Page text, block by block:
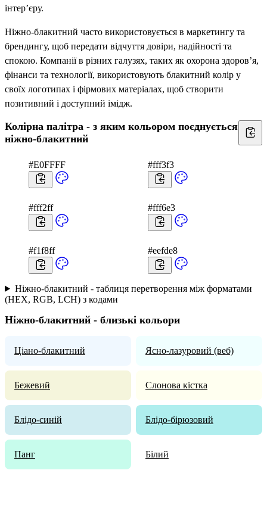
інтер’єру.
Ніжно-блакитний часто використовується в маркетингу та
брендингу, щоб передати відчуття довіри, надійності та
спокою. Компанії в різних галузях, таких як охорона здоров’я,
фінанси та технології, використовують блакитний колір у
своїх логотипах і фірмових матеріалах, щоб створити
позитивний і доступний імідж.
Колірна палітра - з яким кольором поєднується
ніжно-блакитний
#E0FFFF #fff3f3
#fff2ff #fff6e3
#f1f8ff #eefde8
Ніжно-блакитний - таблиця перетворення між форматами
(HEX, RGB, LCH) з кодами
Ніжно-блакитний - близькі кольори
Ціано-блакитний Ясно-лазуровий (веб)
Бежевий Слонова кістка
Блідо-cиній Блідо-бірюзовий
Панг Білий